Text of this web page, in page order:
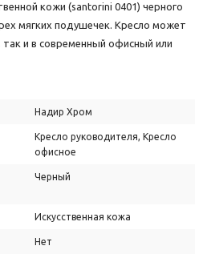
кожи (santorini 0401) черного
мягких подушечек. Кресло может
так и в современный офисный или
Надир Хром
Кресло руководителя, Кресло
офисное
Черный
Искусственная кожа
Нет